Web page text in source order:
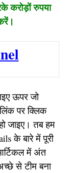
करोड़ों रुपया
ऊपर जो
पर क्लिक
जाइए। तब हम
के बारे में पूरी
में अंत
से टीम बना